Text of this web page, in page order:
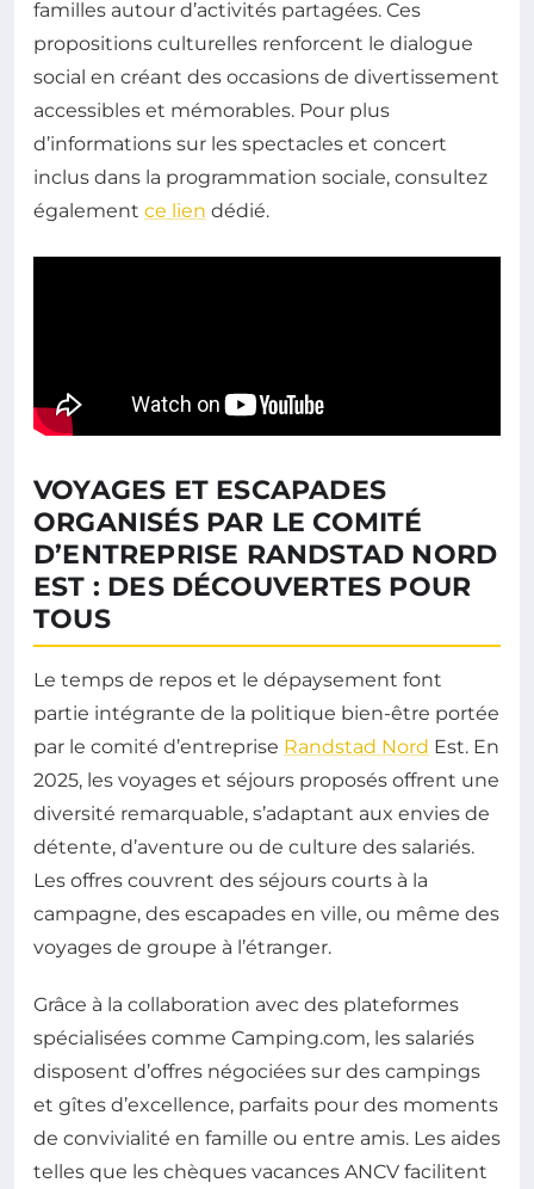
familles autour d’activités partagées. Ces
propositions culturelles renforcent le dialogue
social en créant des occasions de divertissement
accessibles et mémorables. Pour plus
d’informations sur les spectacles et concert
inclus dans la programmation sociale, consultez
également ce lien dédié.
VOYAGES ET ESCAPADES
ORGANISÉS PAR LE COMITÉ
D’ENTREPRISE RANDSTAD NORD
EST : DES DÉCOUVERTES POUR
TOUS
Le temps de repos et le dépaysement font
partie intégrante de la politique bien-être portée
par le comité d’entreprise Randstad Nord Est. En
2025, les voyages et séjours proposés offrent une
diversité remarquable, s’adaptant aux envies de
détente, d’aventure ou de culture des salariés.
Les offres couvrent des séjours courts à la
campagne, des escapades en ville, ou même des
voyages de groupe à l’étranger.
Grâce à la collaboration avec des plateformes
spécialisées comme Camping.com, les salariés
disposent d’offres négociées sur des campings
et gîtes d’excellence, parfaits pour des moments
de convivialité en famille ou entre amis. Les aides
telles que les chèques vacances ANCV facilitent